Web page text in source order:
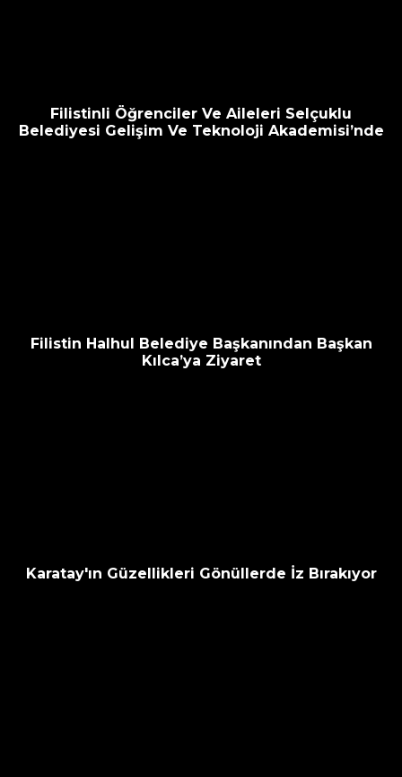
Filistinli Öğrenciler Ve Aileleri Selçuklu
Belediyesi Gelişim Ve Teknoloji Akademisi’nde
Filistin Halhul Belediye Başkanından Başkan
Kılca’ya Ziyaret
Karatay'ın Güzellikleri Gönüllerde İz Bırakıyor